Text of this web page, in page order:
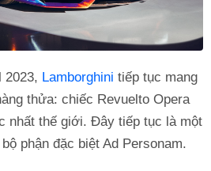
2023, Lamborghini tiếp tục mang
thửa: chiếc Revuelto Opera
nhất thế giới. Đây tiếp tục là một
phận đặc biệt Ad Personam.